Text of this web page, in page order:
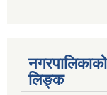
लिङ्क